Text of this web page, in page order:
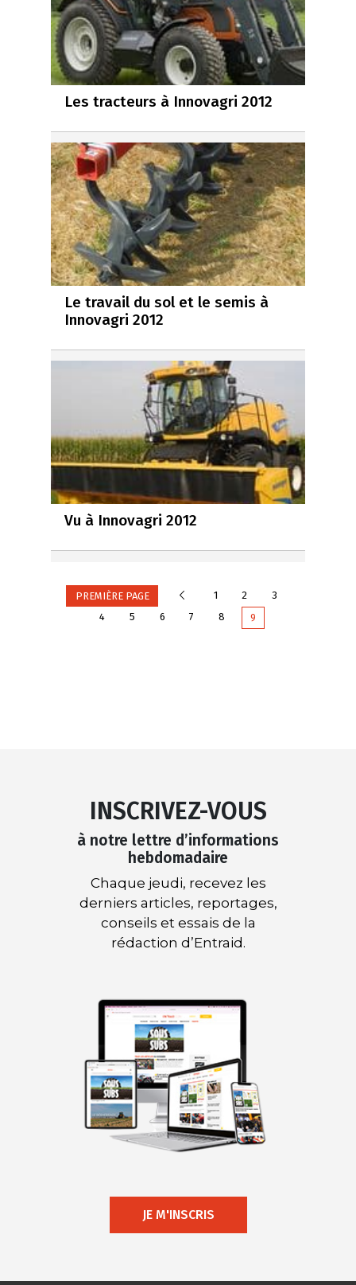
Les tracteurs à Innovagri 2012
Le travail du sol et le semis à
Innovagri 2012
Vu à Innovagri 2012
PREMIÈRE PAGE Précédente
1 2
3
4
5 6 7 8 9
INSCRIVEZ-VOUS
à notre lettre d’informations
hebdomadaire
Chaque jeudi, recevez les
derniers articles, reportages,
conseils et essais de la
rédaction d’Entraid.
JE M'INSCRIS